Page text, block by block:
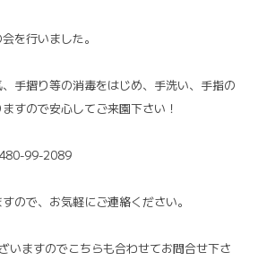
を行いました。
手摺り等の消毒をはじめ、手洗い、手指の
すので安心してご来園下さい！
99-2089
ので、お気軽にご連絡ください。
いますのでこちらも合わせてお問合せ下さ